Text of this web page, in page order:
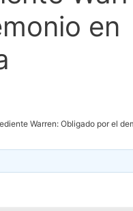
en
Warren: Obligado por el